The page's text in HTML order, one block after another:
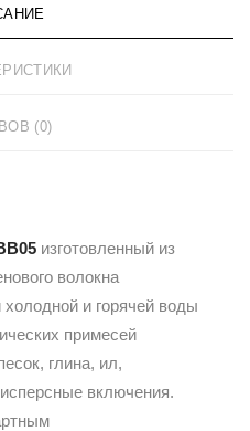
(0)
изготовленный из
волокна
и горячей воды
примесей
глина, ил,
включения.